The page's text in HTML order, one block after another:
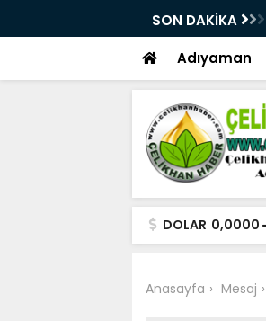
SON DAKİKA
altyapısıyla geleceğe hazırlanıyor
Adıyaman
DOLAR 0,0000
Anasayfa Mesaj